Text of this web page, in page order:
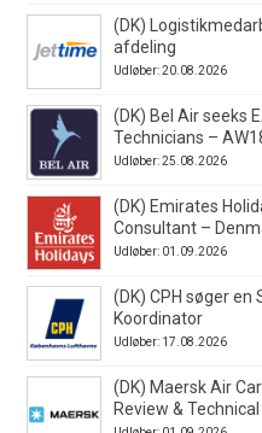
(DK)
afdeling
Udløber: 20.08.2026
(DK) Bel Air seeks
Technicians –
Udløber: 25.08.2026
(DK) Emirates
Consultant –
Udløber: 01.09.2026
(DK) CPH søger
Koordinator
Udløber: 17.08.2026
(DK) Maersk Air
Review &